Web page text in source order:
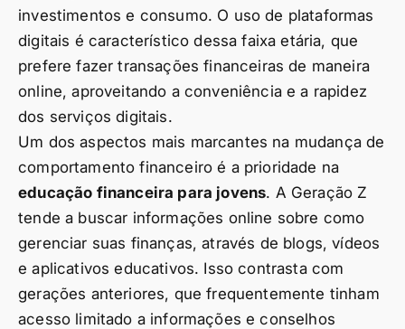
investimentos e consumo. O uso de plataformas
digitais é característico dessa faixa etária, que
prefere fazer transações financeiras de maneira
online, aproveitando a conveniência e a rapidez
dos serviços digitais.
Um dos aspectos mais marcantes na mudança de
comportamento financeiro é a prioridade na
educação financeira para jovens. A Geração Z
tende a buscar informações online sobre como
gerenciar suas finanças, através de blogs, vídeos
e aplicativos educativos. Isso contrasta com
gerações anteriores, que frequentemente tinham
acesso limitado a informações e conselhos